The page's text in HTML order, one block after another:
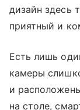
дизайн здесь
приятный и
Есть лишь
камеры
и
на столе,